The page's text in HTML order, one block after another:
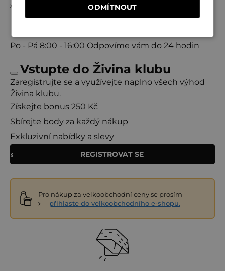
Zpět do obchodu
Po - Pá 8:00 - 16:00 Odpovíme vám do 24 hodin
Vstupte do Živina klubu
Zaregistrujte se a využívejte naplno všech výhod
Živina klubu.
Získejte bonus 250 Kč
Sbírejte body za každý nákup
Exkluzivní nabídky a slevy
REGISTROVAT SE
Pro nákup za velkoobchodní ceny se prosím
přihlaste do velkoobchodního e-shopu.
ODMÍTNOUT